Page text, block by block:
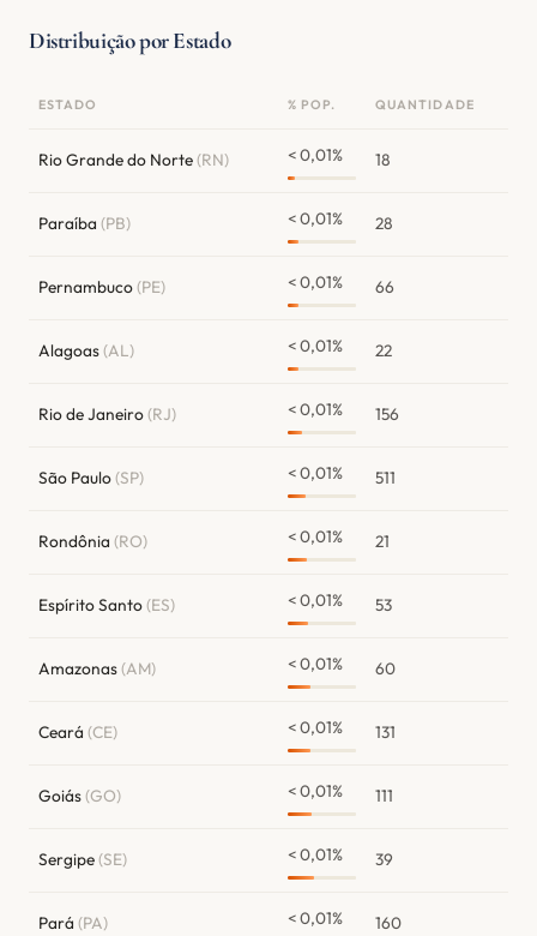
Distribuição por Estado
ESTADO % POP. QUANTIDADE
Rio Grande do Norte(RN) < 0,01% 18
Paraíba (PB) < 0,01% 28
Pernambuco(PE) < 0,01% 66
Alagoas(AL) < 0,01% 22
Rio de Janeiro(RJ) < 0,01% 156
São Paulo(SP) < 0,01% 511
Rondônia (RO) < 0,01% 21
Espírito Santo(ES) < 0,01% 53
Amazonas(AM) < 0,01% 60
Ceará (CE) < 0,01% 131
Goiás(GO) < 0,01% 111
Sergipe(SE) < 0,01% 39
Pará (PA) < 0,01% 160